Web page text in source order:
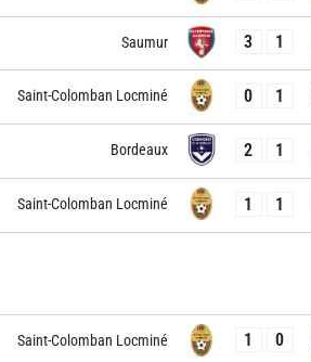
Saumur 3 1
Saint-Colomban Locminé 0 1
Bordeaux 2 1
Saint-Colomban Locminé 1 1
Saint-Colomban Locminé 1 0